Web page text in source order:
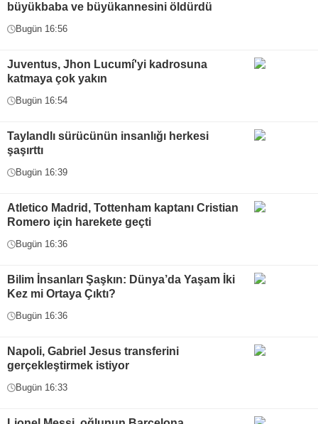
büyükbaba ve büyükannesini öldürdü
Bugün 16:56
Juventus, Jhon Lucumí'yi kadrosuna
katmaya çok yakın
Bugün 16:54
Taylandlı sürücünün insanlığı herkesi
şaşırttı
Bugün 16:39
Atletico Madrid, Tottenham kaptanı Cristian
Romero için harekete geçti
Bugün 16:36
Bilim İnsanları Şaşkın: Dünya’da Yaşam İki
Kez mi Ortaya Çıktı?
Bugün 16:36
Napoli, Gabriel Jesus transferini
gerçekleştirmek istiyor
Bugün 16:33